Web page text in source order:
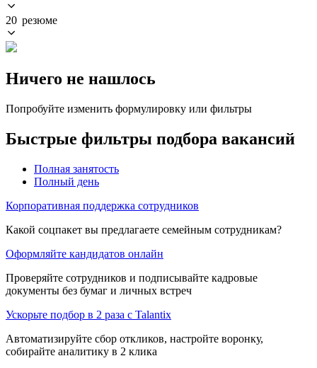
20 резюме
Ничего не нашлось
Попробуйте изменить формулировку или фильтры
Быстрые фильтры подбора вакансий
Полная занятость
Полный день
Корпоративная поддержка сотрудников
Какой соцпакет вы предлагаете семейным сотрудникам?
Оформляйте кандидатов онлайн
Проверяйте сотрудников и подписывайте кадровые
документы без бумаг и личных встреч
Ускорьте подбор в 2 раза с Talantix
Автоматизируйте сбор откликов, настройте воронку,
собирайте аналитику в 2 клика